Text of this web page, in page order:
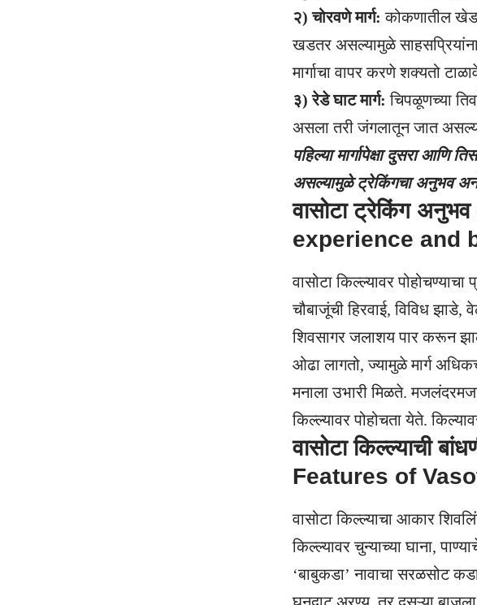
२) चोरवणे मार्ग: कोकणातील खेड
खडतर असल्यामुळे साहसप्रियांना
मार्गाचा वापर करणे शक्यतो
३) रेडे घाट मार्ग: चिपळूणच्या
असला तरी जंगलातून जात
पहिल्या मार्गापेक्षा दुसरा आणि
असल्यामुळे ट्रेकिंगचा अनुभव
वासोटा ट्रेकिंग
experience and
वासोटा किल्ल्यावर
चौबाजूंची हिरवाई, विविध
शिवसागर जलाशय पार करून
ओढा लागतो, ज्यामुळे मार्ग
मनाला उभारी मिळते.
किल्ल्यावर पोहोचता येते.
वासोटा किल्ल्याची
Features of
वासोटा किल्ल्याचा आकार
किल्ल्यावर चुन्याच्या घाना,
‘बाबुकडा’ नावाचा सरळसोट